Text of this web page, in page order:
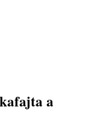
a